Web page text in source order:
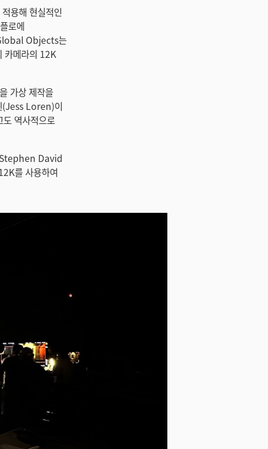
용해 현실적인
로에
Objects는
메라의 12K
가상 제작을
(Jess Loren)이
역사적으로
Stephen David
를 사용하여